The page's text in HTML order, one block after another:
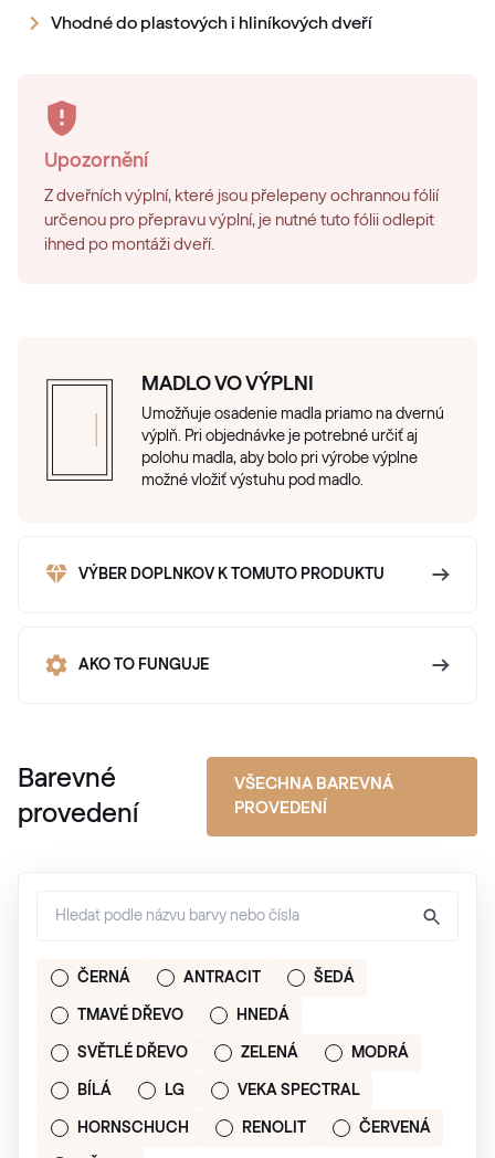
Vhodné do plastových i hliníkových dveří
Upozornění
Z dveřních výplní, které jsou přelepeny ochrannou fólií
určenou pro přepravu výplní, je nutné tuto fólii odlepit
ihned po montáži dveří.
MADLO VO VÝPLNI
Umožňuje osadenie madla priamo na dvernú
výplň. Pri objednávke je potrebné určiť aj
polohu madla, aby bolo pri výrobe výplne
možné vložiť výstuhu pod madlo.
VÝBER DOPLNKOV K TOMUTO PRODUKTU
AKO TO FUNGUJE
Barevné
provedení
VŠECHNA BAREVNÁ
PROVEDENÍ
ČERNÁ ANTRACIT ŠEDÁ
TMAVÉ DŘEVO HNEDÁ
SVĚTLÉ DŘEVO ZELENÁ MODRÁ
BÍLÁ LG VEKA SPECTRAL
HORNSCHUCH RENOLIT ČERVENÁ